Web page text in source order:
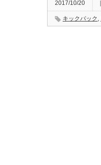
2017/10/20
キックバック ,